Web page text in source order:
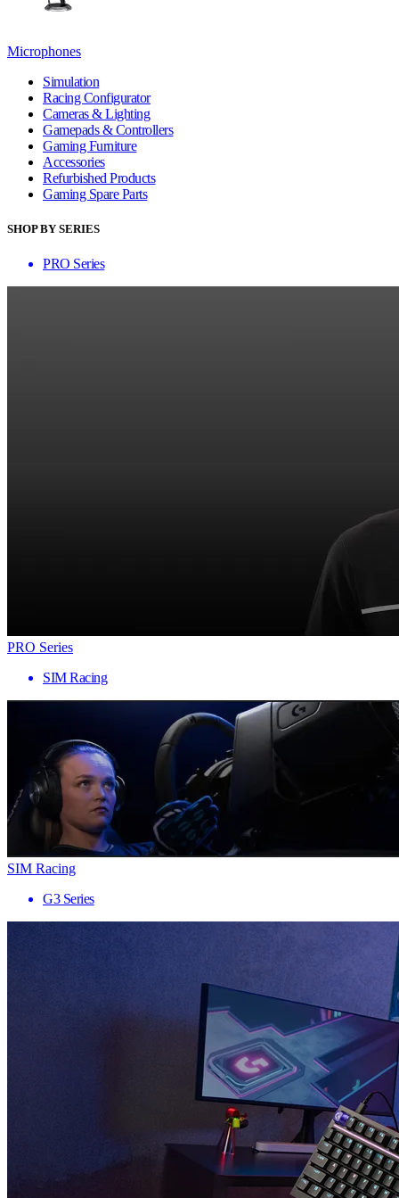
Microphones
Simulation
Racing Configurator
Cameras & Lighting
Gamepads & Controllers
Gaming Furniture
Accessories
Refurbished Products
Gaming Spare Parts
SHOP BY SERIES
PRO Series
PRO Series
SIM Racing
SIM Racing
G3 Series